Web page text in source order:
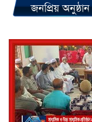
জনপ্রিয় অনুষ্ঠান